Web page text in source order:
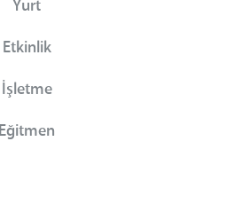
Yurt
Etkinlik
İşletme
Eğitmen